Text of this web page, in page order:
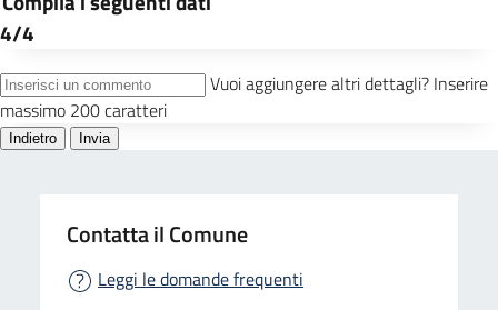
Contatta il Comune
Leggi le domande frequenti